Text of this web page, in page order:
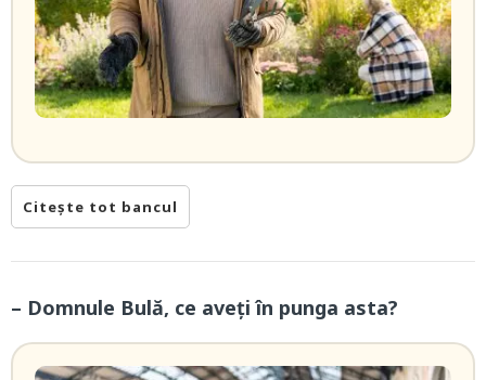
Citește tot bancul
– Domnule Bulă, ce aveți în punga asta?